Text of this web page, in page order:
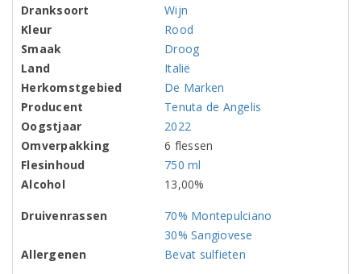
Dranksoort
Wijn
Kleur
Rood
Smaak
Droog
Land
Italië
Herkomstgebied
De Marken
Producent
Tenuta de Angelis
Oogstjaar
2022
Omverpakking
6 flessen
Flesinhoud
750 ml
Alcohol
13,00%
Druivenrassen
70% Montepulciano
30% Sangiovese
Allergenen
Bevat sulfieten